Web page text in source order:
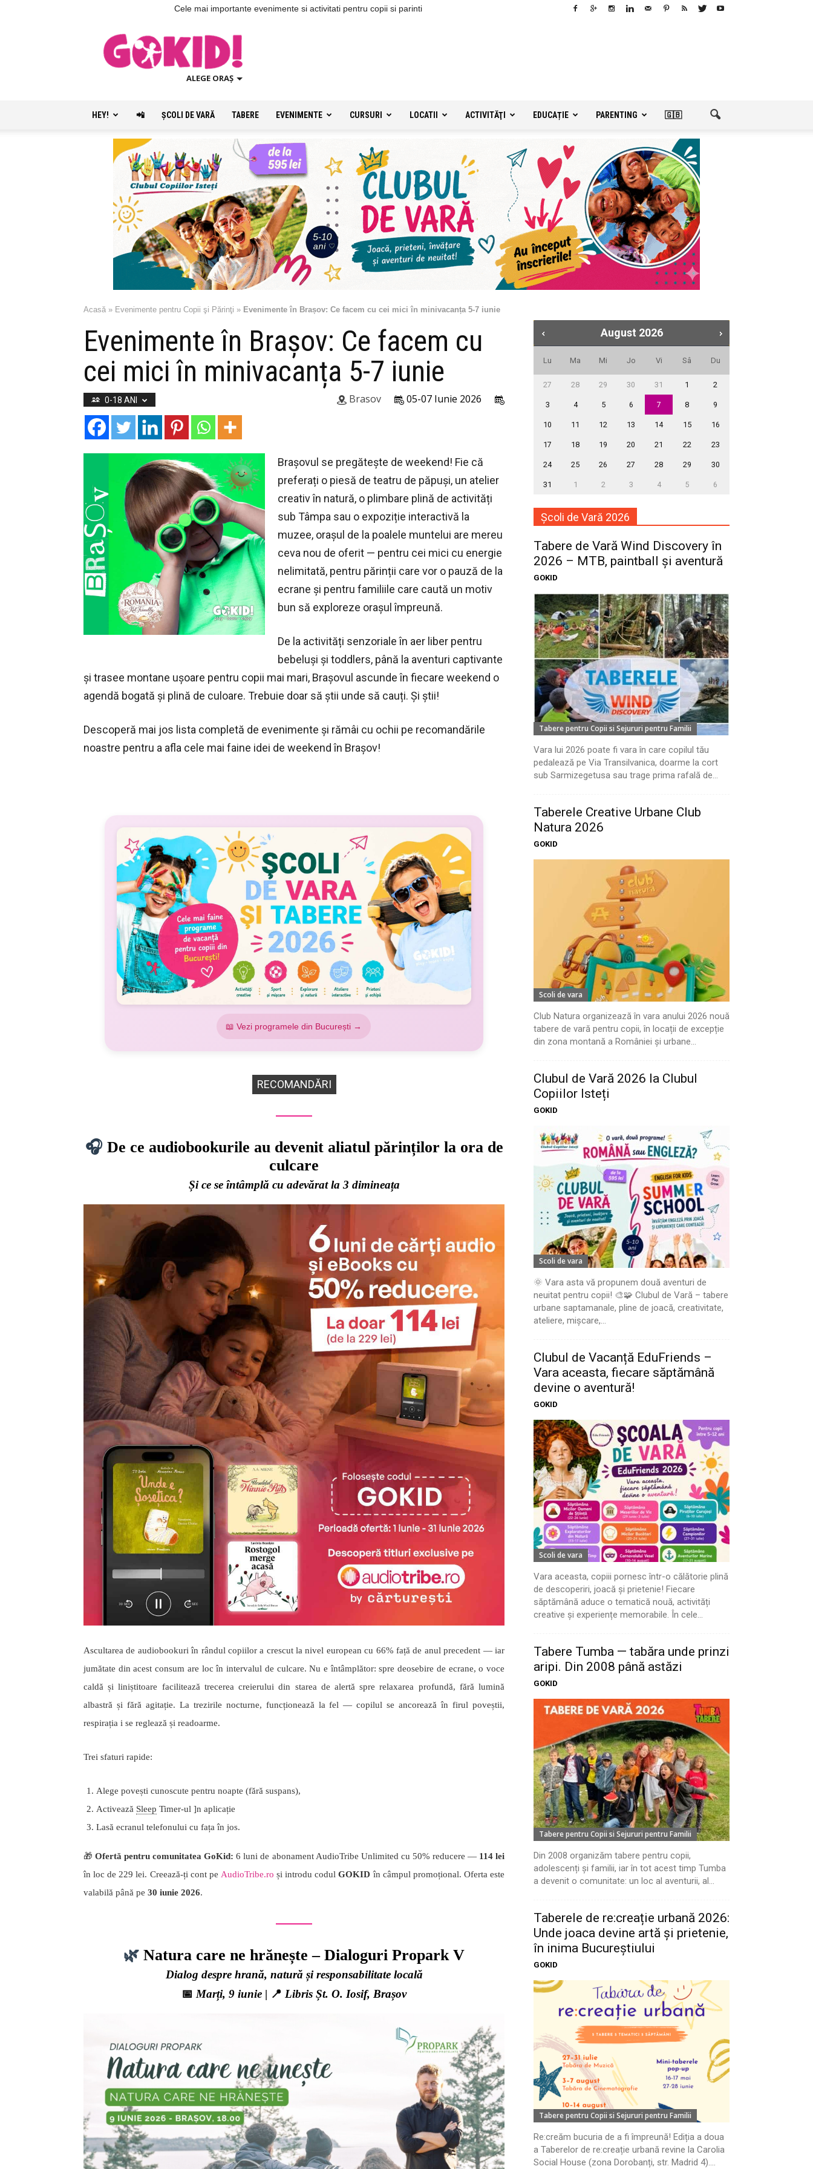
Cele mai importante evenimente si activitati pentru copii si parinti
ALEGE ORAȘ
HEY! 📲 ŞCOLI DE VARĂ TABERE EVENIMENTE CURSURI LOCATII ACTIVITĂŢI EDUCAȚIE PARENTING 🇬🇧
Acasă » Evenimente pentru Copii şi Părinţi » Evenimente în Brașov: Ce facem cu cei mici în minivacanța 5-7 iunie
Evenimente în Brașov: Ce facem cu
cei mici în minivacanța 5-7 iunie
0-18 ANI 05-07 Iunie 2026
Brasov
Brașovul se pregătește de weekend! Fie că
preferați o piesă de teatru de păpuși, un atelier
creativ în natură, o plimbare plină de activități
sub Tâmpa sau o expoziție interactivă la
muzee, orașul de la poalele muntelui are mereu
ceva nou de oferit — pentru cei mici cu energie
nelimitată, pentru părinții care vor o pauză de la
ecrane și pentru familiile care caută un motiv
bun să exploreze orașul împreună.
De la activități senzoriale în aer liber pentru
bebeluși și toddlers, până la aventuri captivante
și trasee montane ușoare pentru copii mai mari, Brașovul ascunde în fiecare weekend o
agendă bogată și plină de culoare. Trebuie doar să știi unde să cauți. Și știi!
Descoperă mai jos lista completă de evenimente și rămâi cu ochii pe recomandările
noastre pentru a afla cele mai faine idei de weekend în Brașov!
📖 Vezi programele din București →
RECOMANDĂRI
🎧 De ce audiobookurile au devenit aliatul părinților la ora de
culcare
Și ce se întâmplă cu adevărat la 3 dimineața
Ascultarea de audiobookuri în rândul copiilor a crescut la nivel european cu 66% față de anul precedent — iar
jumătate din acest consum are loc în intervalul de culcare. Nu e întâmplător: spre deosebire de ecrane, o voce
caldă și liniștitoare facilitează trecerea creierului din starea de alertă spre relaxarea profundă, fără lumină
albastră și fără agitație. La trezirile nocturne, funcționează la fel — copilul se ancorează în firul poveștii,
respirația i se reglează și readoarme.
Trei sfaturi rapide:
Alege povești cunoscute pentru noapte (fără suspans),
Activează Sleep Timer-ul ]n aplicație
Lasă ecranul telefonului cu fața în jos.
🎁Ofertă pentru comunitatea GoKid: 6 luni de abonament AudioTribe Unlimited cu 50% reducere — 114 lei
în loc de 229 lei. Creează-ți cont pe AudioTribe.ro și introdu codulGOKID în câmpul promoțional. Oferta este
valabilă până pe 30 iunie 2026.
🌿 Natura care ne hrănește – Dialoguri Propark V
Dialog despre hrană, natură și responsabilitate locală
📅 Marți, 9 iunie | 📍 Libris Șt. O. Iosif, Brașov
August 2026
Lu Ma Mi Jo Vi Sâ Du
27 28 29 30 31 1 2
3 4 5 6 7 8 9
10 11 12 13 14 15 16
17 18 19 20 21 22 23
24 25 26 27 28 29 30
31 1 2 3 4 5 6
Școli de Vară 2026
Tabere de Vară Wind Discovery în
2026 – MTB, paintball și aventură
GOKID
Tabere pentru Copii si Sejururi pentru Familii
Vara lui 2026 poate fi vara în care copilul tău
pedalează pe Via Transilvanica, doarme la cort
sub Sarmizegetusa sau trage prima rafală de...
Taberele Creative Urbane Club
Natura 2026
GOKID
Scoli de vara
Club Natura organizează în vara anului 2026 nouă
tabere de vară pentru copii, în locații de excepție
din zona montană a României și urbane...
Clubul de Vară 2026 la Clubul
Copiilor Isteți
GOKID
Scoli de vara
🌞 Vara asta vă propunem două aventuri de
neuitat pentru copii! 🎨🧩 Clubul de Vară – tabere
urbane saptamanale, pline de joacă, creativitate,
ateliere, mișcare,...
Clubul de Vacanță EduFriends –
Vara aceasta, fiecare săptămână
devine o aventură!
GOKID
Scoli de vara
Vara aceasta, copiii pornesc într-o călătorie plină
de descoperiri, joacă și prietenie! Fiecare
săptămână aduce o tematică nouă, activități
creative și experiențe memorabile. În cele...
Tabere Tumba — tabăra unde prinzi
aripi. Din 2008 până astăzi
GOKID
Tabere pentru Copii si Sejururi pentru Familii
Din 2008 organizăm tabere pentru copii,
adolescenți și familii, iar în tot acest timp Tumba
a devenit o comunitate: un loc al aventurii, al...
Taberele de re:creație urbană 2026:
Unde joaca devine artă și prietenie,
în inima Bucureștiului
GOKID
Tabere pentru Copii si Sejururi pentru Familii
Re:creăm bucuria de a fi împreună! Ediția a doua
a Taberelor de re:creație urbană revine la Carolia
Social House (zona Dorobanți, str. Madrid 4)....